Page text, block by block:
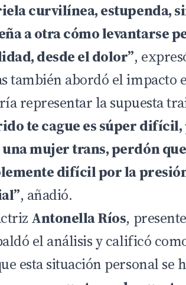
curvilínea, estupenda,
a otra cómo levantarse
desde el dolor”,
también abordó el impacto
representar la supuesta
te cague es súper difícil,
mujer trans, perdón
difícil por la
, añadió.
Antonella Ríos,
el análisis y calificó
esta situación personal se